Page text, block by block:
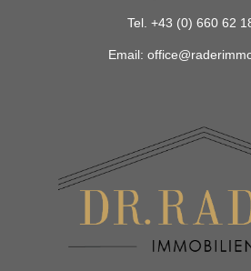
Tel. +43 (0) 660 62
Email: